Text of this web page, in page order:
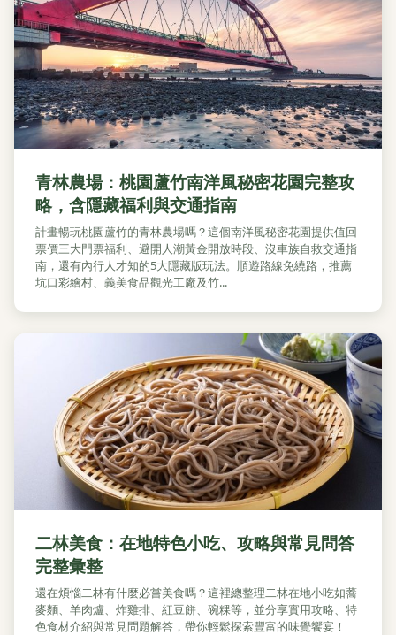
青林農場：桃園蘆竹南洋風秘密花園完整攻
略，含隱藏福利與交通指南
計畫暢玩桃園蘆竹的青林農場嗎？這個南洋風秘密花園提供值回
票價三大門票福利、避開人潮黃金開放時段、沒車族自救交通指
南，還有內行人才知的5大隱藏版玩法。順遊路線免繞路，推薦
坑口彩繪村、義美食品觀光工廠及竹...
二林美食：在地特色小吃、攻略與常見問答
完整彙整
還在煩惱二林有什麼必嘗美食嗎？這裡總整理二林在地小吃如蕎
麥麵、羊肉爐、炸雞排、紅豆餅、碗粿等，並分享實用攻略、特
色食材介紹與常見問題解答，帶你輕鬆探索豐富的味覺饗宴！